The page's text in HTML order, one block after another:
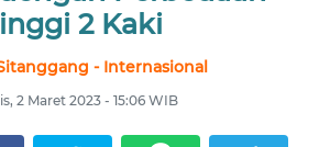
2 Kaki
- Internasional
2 Maret 2023 - 15:06 WIB